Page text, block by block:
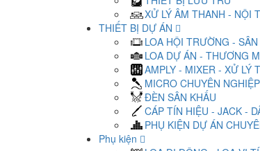
XỬ LÝ ÂM THANH - NỘI
THIẾT BỊ DỰ ÁN
LOA HỘI TRƯỜNG - SÂN
LOA DỰ ÁN - THƯƠNG
AMPLY - MIXER - XỬ LÝ
MICRO CHUYÊN NGHIỆP
ĐÈN SÂN KHẤU
CÁP TÍN HIỆU - JACK -
PHỤ KIỆN DỰ ÁN
Phụ kiện